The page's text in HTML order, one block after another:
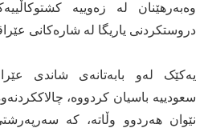
وەبەرهێنان لە زەوییە
دروستکردنی یاریگا لە شارەکانی
یەکێک لەو بابەتانەی شاندی
سعودییە باسیان کردووە،
نێوان هەردوو وڵاتە، کە